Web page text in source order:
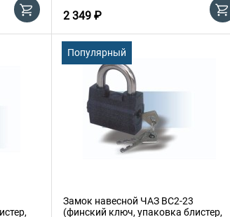
2 349 ₽
Популярный
Замок навесной ЧАЗ ВС2-23
(финский ключ, упаковка блистер,